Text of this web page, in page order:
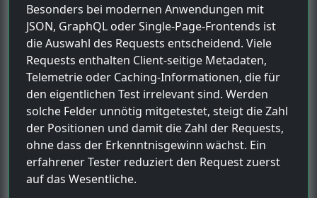
Besonders bei modernen Anwendungen mit
JSON, GraphQL oder Single-Page-Frontends ist
die Auswahl des Requests entscheidend. Viele
Requests enthalten Client-seitige Metadaten,
Telemetrie oder Caching-Informationen, die für
den eigentlichen Test irrelevant sind. Werden
solche Felder unnötig mitgetestet, steigt die Zahl
der Positionen und damit die Zahl der Requests,
ohne dass der Erkenntnisgewinn wächst. Ein
erfahrener Tester reduziert den Request zuerst
auf das Wesentliche.